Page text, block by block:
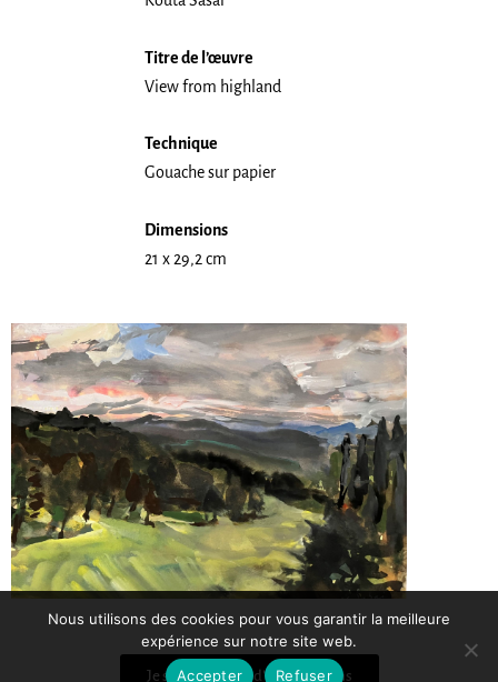
Titre de l’œuvre
View from highland
Technique
Gouache sur papier
Dimensions
21 x 29,2 cm
Je souhaite plus d'informations
Nous utilisons des cookies pour vous garantir la meilleure
expérience sur notre site web.
Accepter
Refuser